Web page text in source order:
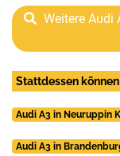
Weitere Audi
Stattdessen
Audi A3 in Neuruppin
Audi A3 in